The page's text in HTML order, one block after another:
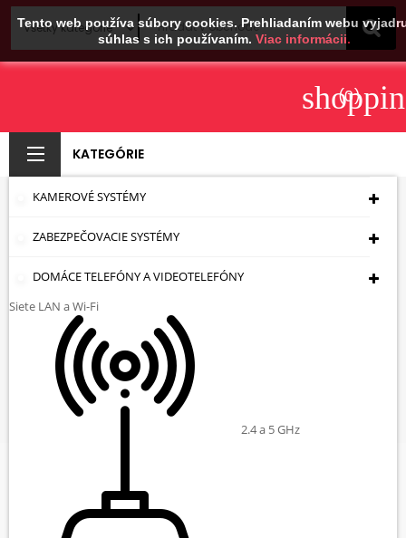
Tento web používa súbory cookies. Prehliadaním webu
súhlas s ich používaním. Viac informácii.
(0)
KATEGÓRIE
KAMEROVÉ SYSTÉMY
ZABEZPEČOVACIE SYSTÉMY
DOMÁCE TELEFÓNY A VIDEOTELEFÓNY
Siete LAN a Wi-Fi
2.4 a 5 GHz
NAPÁJANIE PO
KRÚTENEJ DVOJLINKE
POE-48/NX 48 V DC
24 W
Úvodná Stránka Napájanie
802.3af(at)
Napájacie Adaptéry
PO KRÚTENEJ DVOJLINKE POE-48/NX 48 V DC 24